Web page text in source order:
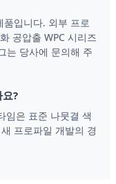
입니다. 외부 프로
공압출 WPC 시리즈
는 당사에 문의해 주
?
임은 표준 나뭇결 색
프로파일 개발의 경